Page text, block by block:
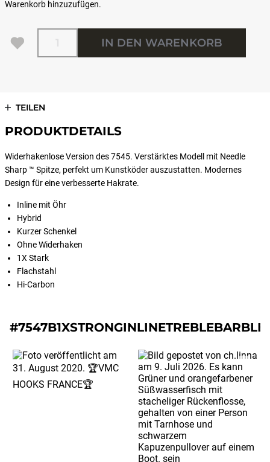
Warenkorb hinzuzufügen.
Menge
IN DEN WARENKORB
TEILEN
PRODUKTDETAILS
Widerhakenlose Version des 7545. Verstärktes Modell mit Needle
Sharp ™ Spitze, perfekt um Kunstköder auszustatten. Modernes
Design für eine verbesserte Hakrate.
Inline mit Öhr
Hybrid
Kurzer Schenkel
Ohne Widerhaken
1X Stark
Flachstahl
Hi-Carbon